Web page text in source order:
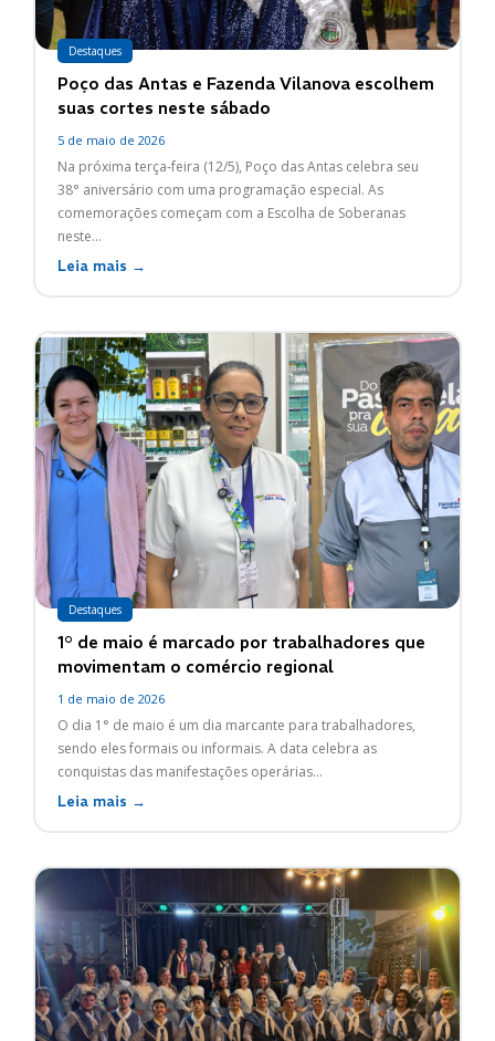
Destaques
Poço das Antas e Fazenda Vilanova escolhem
suas cortes neste sábado
5 de maio de 2026
Na próxima terça-feira (12/5), Poço das Antas celebra seu
38° aniversário com uma programação especial. As
comemorações começam com a Escolha de Soberanas
neste...
Leia mais →
Destaques
1° de maio é marcado por trabalhadores que
movimentam o comércio regional
1 de maio de 2026
O dia 1° de maio é um dia marcante para trabalhadores,
sendo eles formais ou informais. A data celebra as
conquistas das manifestações operárias...
Leia mais →